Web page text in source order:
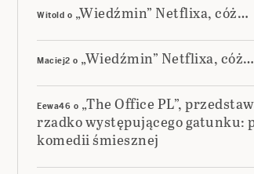
Witold o „Wiedźmin” Netflixa, cóż…
Maciej2 o „Wiedźmin” Netflixa, cóż…
Eewa46 o „The Office PL”,
rzadko występującego gatunku:
komedii śmiesznej